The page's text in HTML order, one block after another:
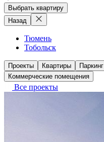
Выбрать квартиру
Назад
Тюмень
Тобольск
Проекты Квартиры Паркинг
Коммерческие помещения
Все проекты